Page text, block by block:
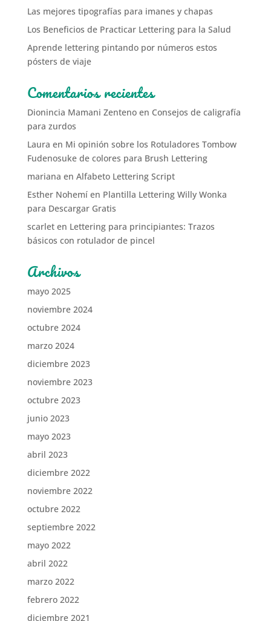
Las mejores tipografías para imanes y chapas
Los Beneficios de Practicar Lettering para la Salud
Aprende lettering pintando por números estos
pósters de viaje
Comentarios recientes
Dionincia Mamani Zentenoen Consejos de caligrafía
para zurdos
Laura en Mi opinión sobre los Rotuladores Tombow
Fudenosuke de colores para Brush Lettering
mariana en Alfabeto Lettering Script
Esther Nohemíen Plantilla Lettering Willy Wonka
para Descargar Gratis
scarleten Lettering para principiantes: Trazos
básicos con rotulador de pincel
Archivos
mayo 2025
noviembre 2024
octubre 2024
marzo 2024
diciembre 2023
noviembre 2023
octubre 2023
junio 2023
mayo 2023
abril 2023
diciembre 2022
noviembre 2022
octubre 2022
septiembre 2022
mayo 2022
abril 2022
marzo 2022
febrero 2022
diciembre 2021